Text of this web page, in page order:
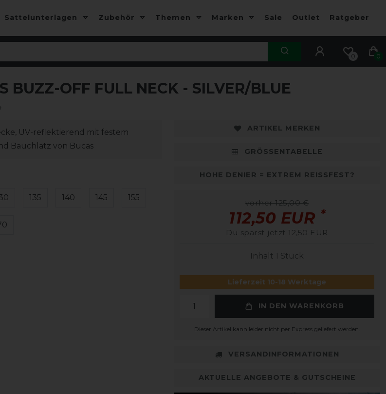
Sattelunterlagen Zubehör Themen Marken Sale Outlet Ratgeber
0 0
BUZZ-OFF FULL NECK - SILVER/BLUE
UV-reflektierend mit festem
Bauchlatz von Bucas
135 140 145 155
ARTIKEL MERKEN
GRÖSSENTABELLE
HOHE DENIER = EXTREM REISSFEST?
vorher 125,00 €
112,50 EUR *
Du sparst jetzt 12,50 EUR
Inhalt 1 Stück
Lieferzeit 10-18 Werktage
IN DEN WARENKORB
Dieser Artikel kann leider nicht per Express geliefert werden.
VERSANDINFORMATIONEN
AKTUELLE ANGEBOTE & GUTSCHEINE